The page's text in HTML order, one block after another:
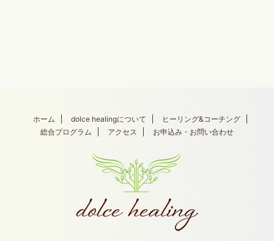
ホーム dolce healingについて
ヒーリング&コーチング
総合プログラム
アクセス お申込み・お問い合わせ